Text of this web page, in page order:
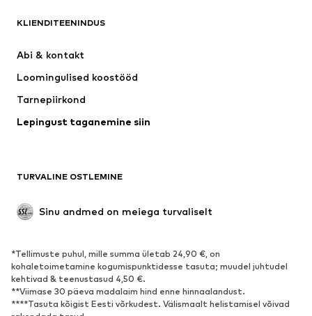
Uus
Pesu
Mantlid
Sündmused
Eksklusiivne
JALANÕUD
Uus
Vabaaja jalanõud
Pahkluusaapad
KLIENDITEENINDUS
Abi & kontakt
Loomingulised koostööd
Tarnepiirkond
Lepingust taganemine siin
TURVALINE OSTLEMINE
Sinu andmed on meiega turvaliselt
*Tellimuste puhul, mille summa ületab 24,90 €, on
kohaletoimetamine kogumispunktidesse tasuta; muudel juhtudel
kehtivad & teenustasud 4,50 €.
**Viimase 30 päeva madalaim hind enne hinnaalandust.
****Tasuta kõigist Eesti võrkudest. Välismaalt helistamisel võivad